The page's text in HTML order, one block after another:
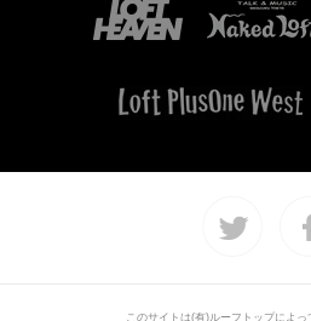
このサイトは(有)ルーフトップによっ